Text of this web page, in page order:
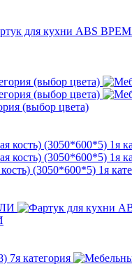
(выбор цвета)
(3050*600*5) 1я